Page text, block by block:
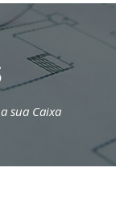
sua Caixa